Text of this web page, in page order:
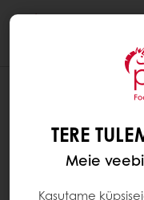
MIKS ON
HEA?
Belgia šokolaad
uskumatu
šokolaadi
TERE
Meie
Kasutame